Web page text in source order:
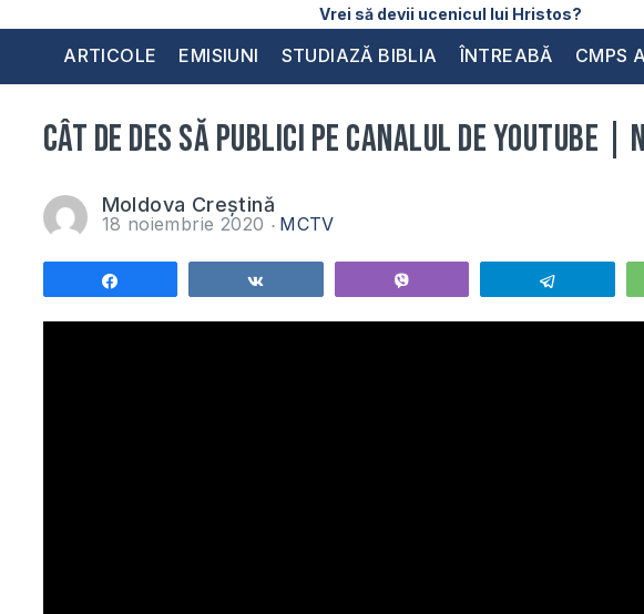
Vrei să devii ucenicul lui Hristos?
ARTICOLE EMISIUNI STUDIAZĂ BIBLIA ÎNTREABĂ CMPS
Cât de des să publici pe canalul de Youtube |
Moldova Creștină
18 noiembrie 2020 MCTV